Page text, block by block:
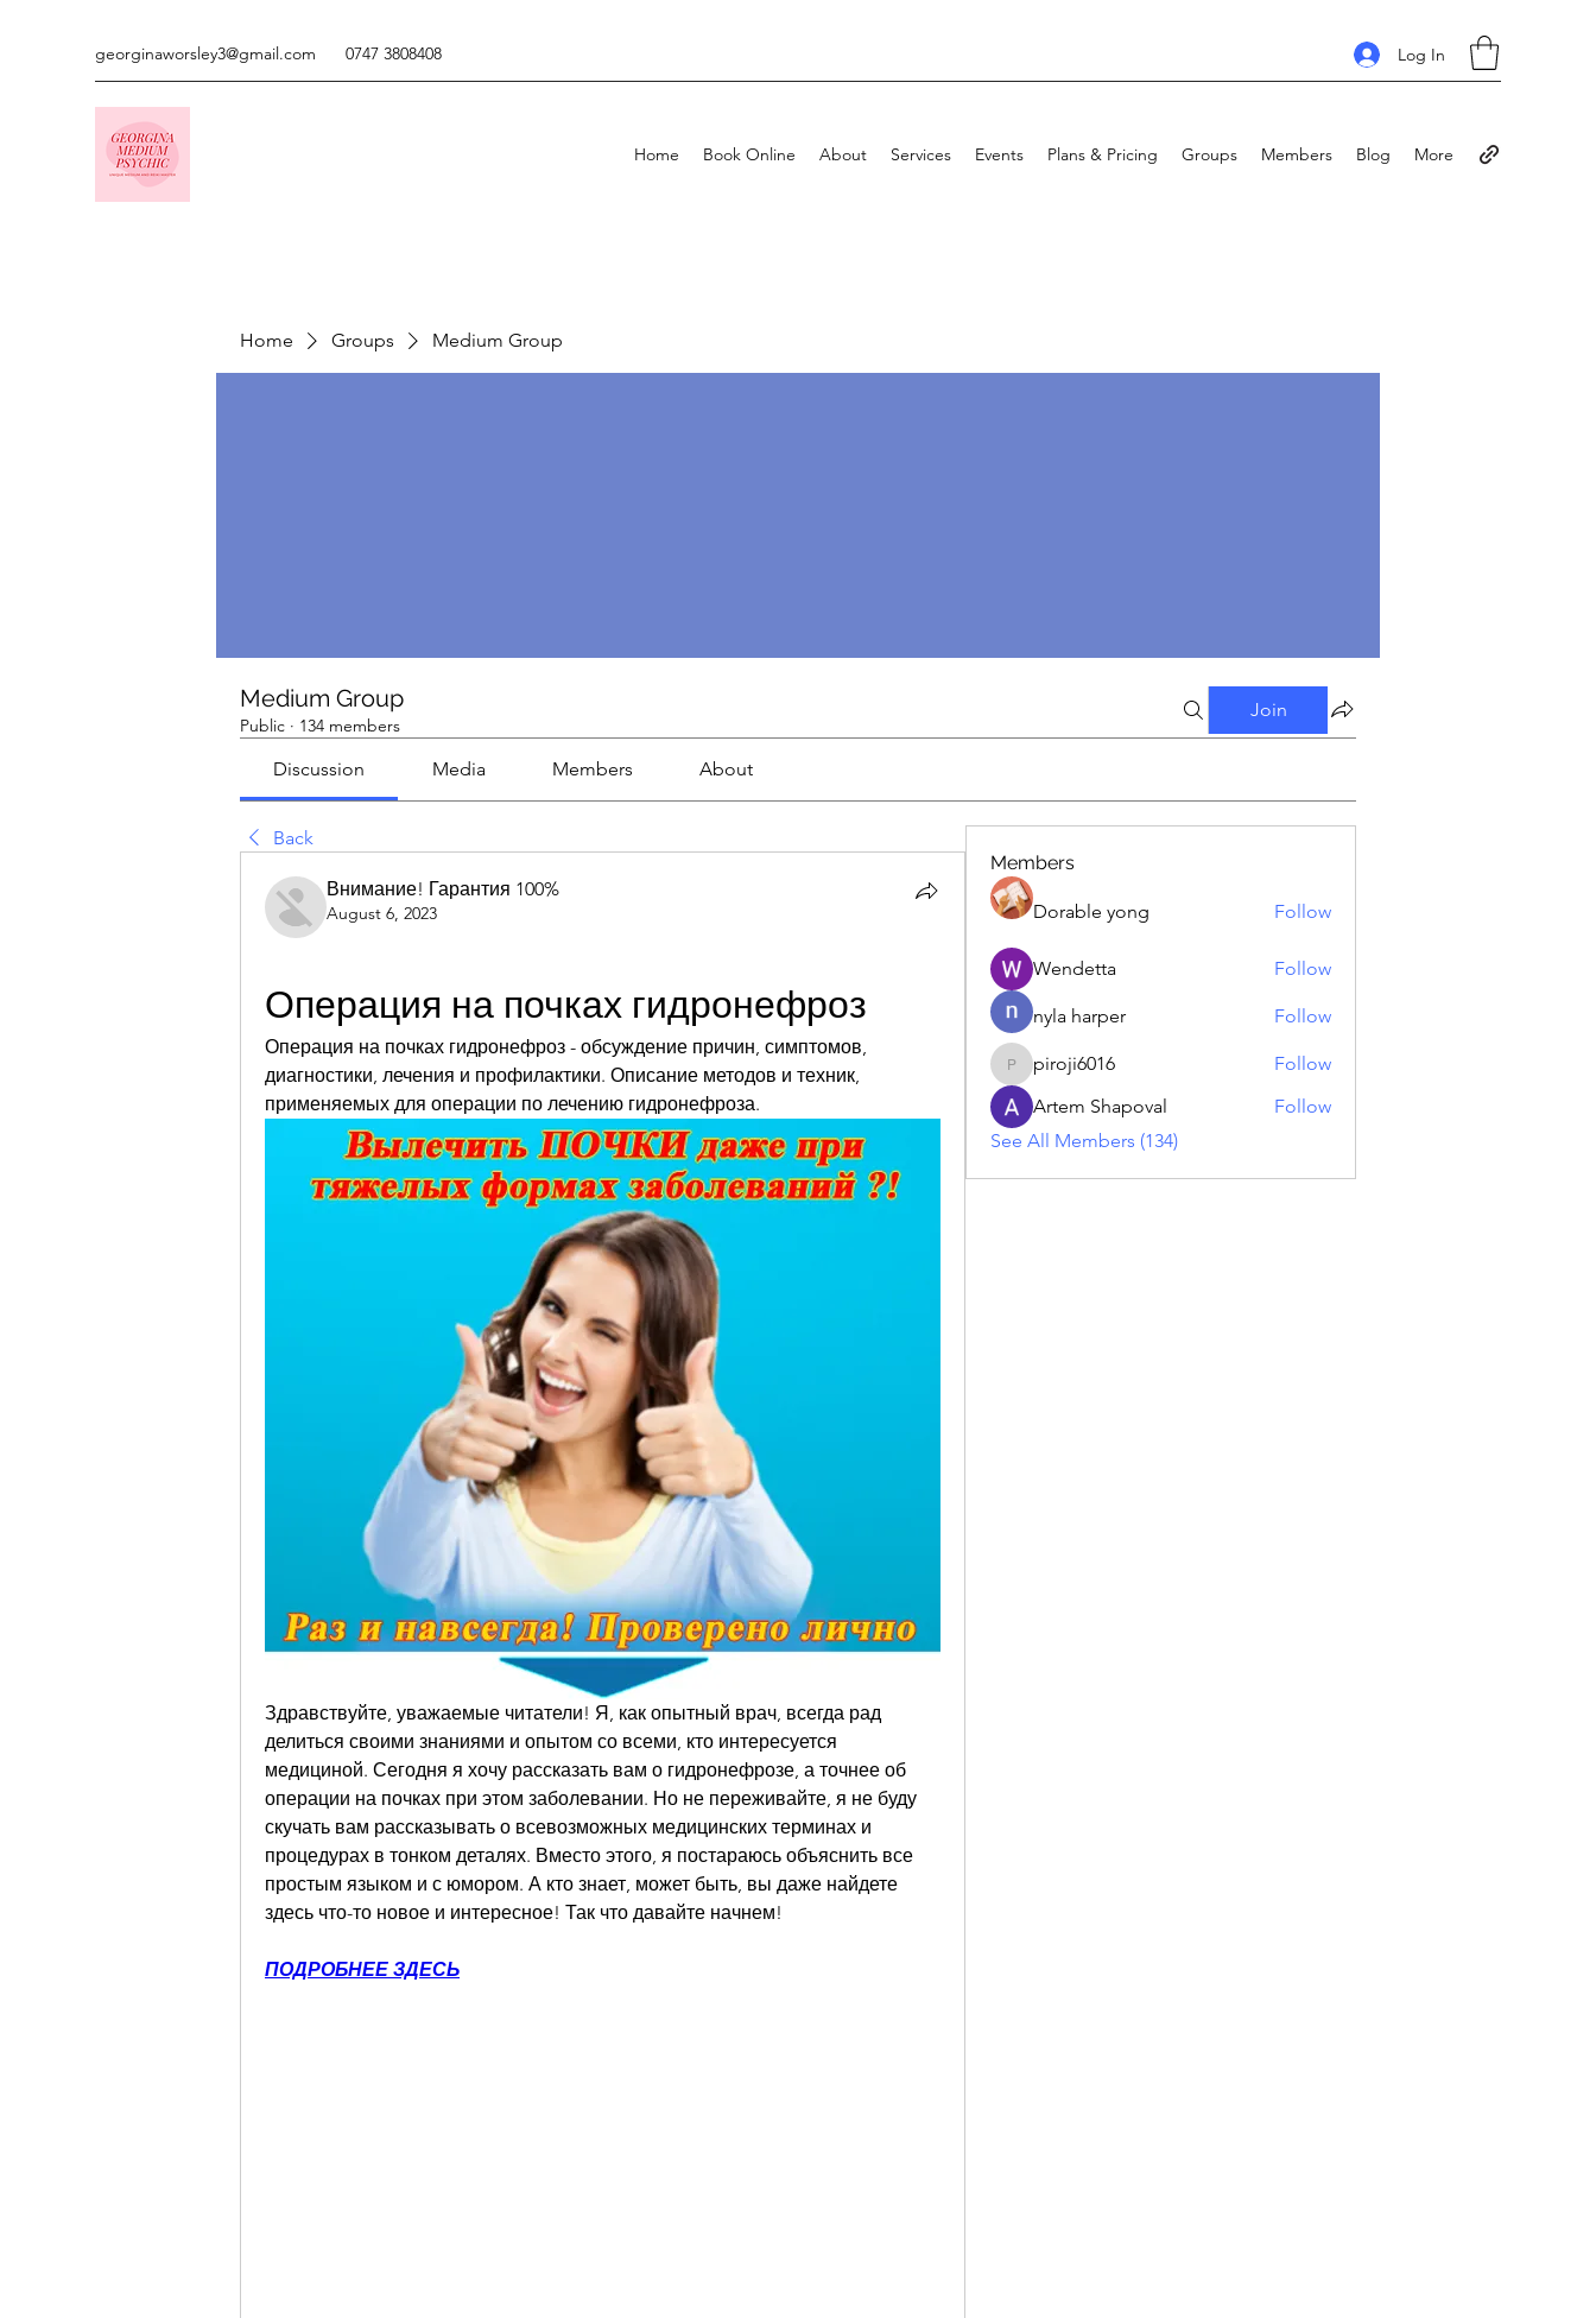
georginaworsley3@gmail.com 0747 3808408 Log In
Home Book Online About Services Events Plans & Pricing Groups Members Blog More
Home Groups Medium Group
Medium Group
Public · 134 members
Join
Discussion Media Members About
Back
Внимание! Гарантия 100%
August 6, 2023
Операция на почках гидронефроз
Операция на почках гидронефроз - обсуждение причин, симптомов,
диагностики, лечения и профилактики. Описание методов и техник,
применяемых для операции по лечению гидронефроза.
Здравствуйте, уважаемые читатели! Я, как опытный врач, всегда рад
делиться своими знаниями и опытом со всеми, кто интересуется
медициной. Сегодня я хочу рассказать вам о гидронефрозе, а точнее об
операции на почках при этом заболевании. Но не переживайте, я не буду
скучать вам рассказывать о всевозможных медицинских терминах и
процедурах в тонком деталях. Вместо этого, я постараюсь объяснить все
простым языком и с юмором. А кто знает, может быть, вы даже найдете
здесь что-то новое и интересное! Так что давайте начнем!
ПОДРОБНЕЕ ЗДЕСЬ
Members
Dorable yong Follow
Wendetta Follow
nyla harper Follow
piroji6016
piroji6016
Follow
Artem Shapoval
Follow
See All Members (134)